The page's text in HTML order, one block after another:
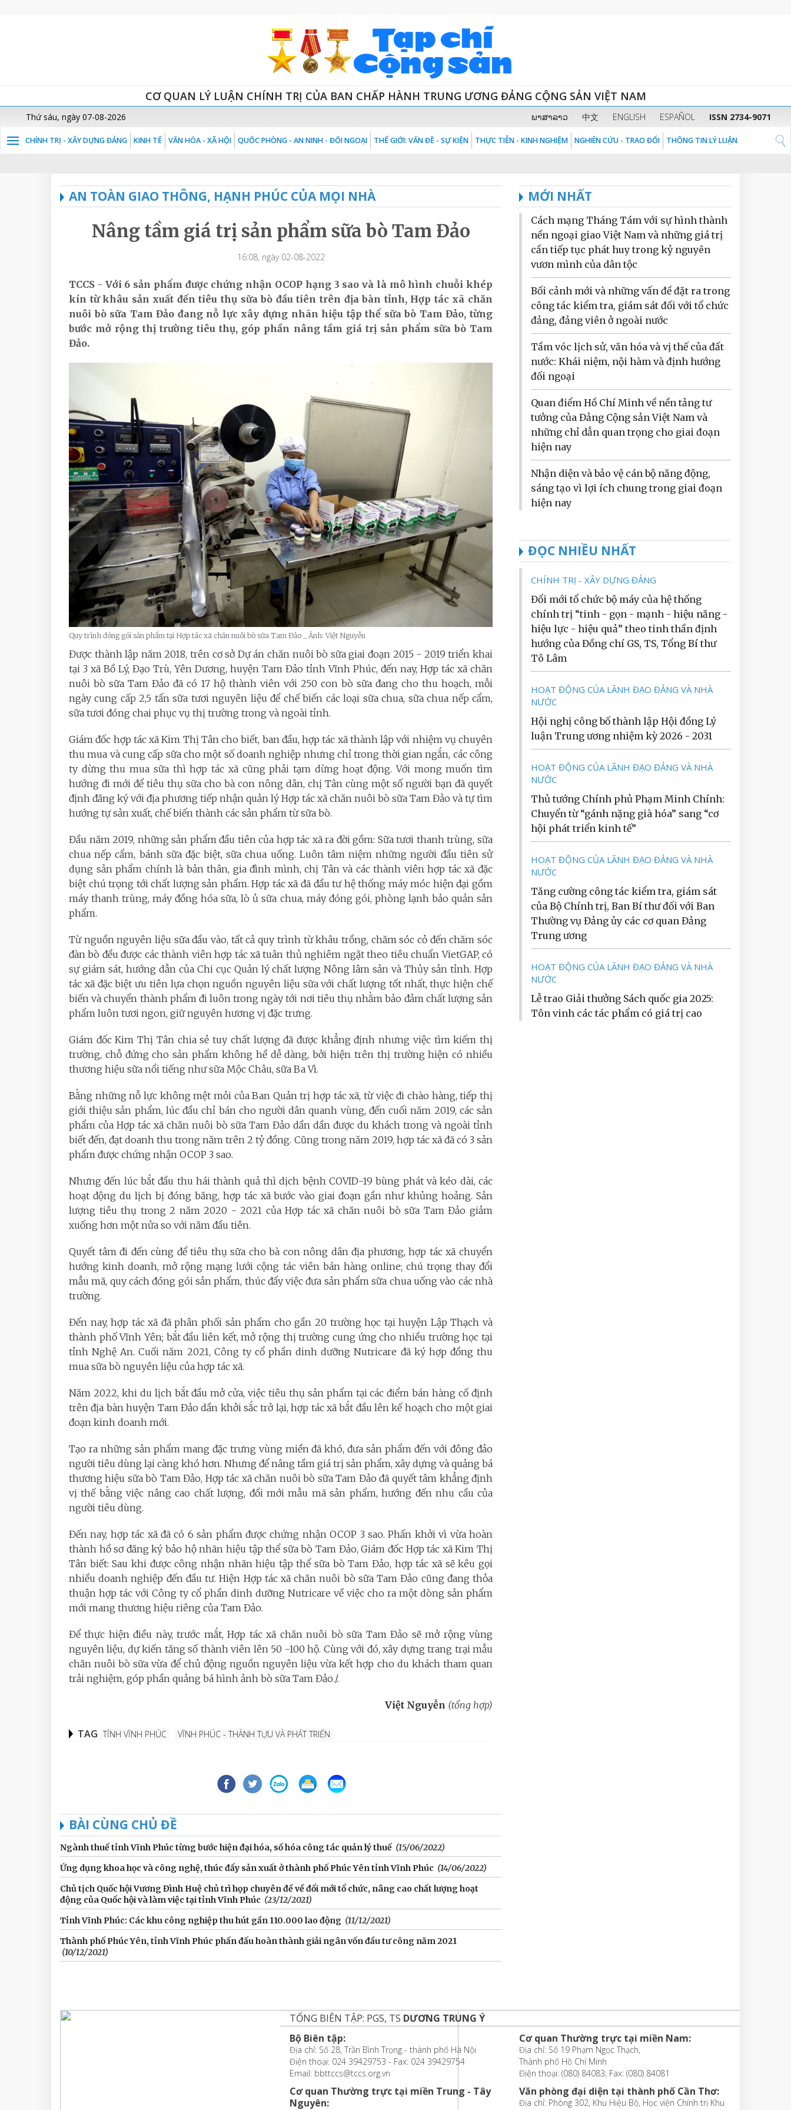
CƠ QUAN LÝ LUẬN CHÍNH TRỊ CỦA BAN CHẤP HÀNH TRUNG ƯƠNG ĐẢNG CỘNG SẢN VIỆT NAM
Thứ sáu, ngày 07-08-2026 ພາສາລາວ 中文 ENGLISH ESPAÑOL ISSN 2734-9071
CHÍNH TRỊ - XÂY DỰNG ĐẢNG KINH TẾ VĂN HÓA - XÃ HỘI QUỐC PHÒNG - AN NINH - ĐỐI NGOẠI THẾ GIỚI: VẤN ĐỀ - SỰ KIỆN THỰC TIỄN - KINH NGHIỆM NGHIÊN CỨU - TRAO ĐỔI THÔNG TIN LÝ LUẬN
AN TOÀN GIAO THÔNG, HẠNH PHÚC CỦA MỌI NHÀ
Nâng tầm giá trị sản phẩm sữa bò Tam Đảo
16:08, ngày 02-08-2022
TCCS - Với 6 sản phẩm được chứng nhận OCOP hạng 3 sao và là mô hình chuỗi khép
kín từ khâu sản xuất đến tiêu thụ sữa bò đầu tiên trên địa bàn tỉnh, Hợp tác xã chăn
nuôi bò sữa Tam Đảo đang nỗ lực xây dựng nhãn hiệu tập thể sữa bò Tam Đảo, từng
bước mở rộng thị trường tiêu thụ, góp phần nâng tầm giá trị sản phẩm sữa bò Tam
Đảo.
Quy trình đóng gói sản phẩm tại Hợp tác xã chăn nuôi bò sữa Tam Đảo _ Ảnh: Việt Nguyễn
Được thành lập năm 2018, trên cơ sở Dự án chăn nuôi bò sữa giai đoạn 2015 - 2019 triển khai
tại 3 xã Bồ Lý, Đạo Trù, Yên Dương, huyện Tam Đảo tỉnh Vĩnh Phúc, đến nay, Hợp tác xã chăn
nuôi bò sữa Tam Đảo đã có 17 hộ thành viên với 250 con bò sữa đang cho thu hoạch, mỗi
ngày cung cấp 2,5 tấn sữa tươi nguyên liệu để chế biến các loại sữa chua, sữa chua nếp cẩm,
sữa tươi đóng chai phục vụ thị trường trong và ngoài tỉnh.
Giám đốc hợp tác xã Kim Thị Tân cho biết, ban đầu, hợp tác xã thành lập với nhiệm vụ chuyên
thu mua và cung cấp sữa cho một số doanh nghiệp nhưng chỉ trong thời gian ngắn, các công
ty dừng thu mua sữa thì hợp tác xã cũng phải tạm dừng hoạt động. Với mong muốn tìm
hướng đi mới để tiêu thụ sữa cho bà con nông dân, chị Tân cùng một số người bạn đã quyết
định đăng ký với địa phương tiếp nhận quản lý Hợp tác xã chăn nuôi bò sữa Tam Đảo và tự tìm
hướng tự sản xuất, chế biến thành các sản phẩm từ sữa bò.
Đầu năm 2019, những sản phẩm đầu tiên của hợp tác xã ra đời gồm: Sữa tươi thanh trùng, sữa
chua nếp cẩm, bánh sữa đặc biệt, sữa chua uống. Luôn tâm niệm những người đầu tiên sử
dụng sản phẩm chính là bản thân, gia đình mình, chị Tân và các thành viên hợp tác xã đặc
biệt chú trọng tới chất lượng sản phẩm. Hợp tác xã đã đầu tư hệ thống máy móc hiện đại gồm
máy thanh trùng, máy đồng hóa sữa, lò ủ sữa chua, máy đóng gói, phòng lạnh bảo quản sản
phẩm.
Từ nguồn nguyên liệu sữa đầu vào, tất cả quy trình từ khâu trồng, chăm sóc cỏ đến chăm sóc
đàn bò đều được các thành viên hợp tác xã tuân thủ nghiêm ngặt theo tiêu chuẩn VietGAP, có
sự giám sát, hướng dẫn của Chi cục Quản lý chất lượng Nông lâm sản và Thủy sản tỉnh. Hợp
tác xã đặc biệt ưu tiên lựa chọn nguồn nguyên liệu sữa với chất lượng tốt nhất, thực hiện chế
biến và chuyển thành phẩm đi luôn trong ngày tới nơi tiêu thụ nhằm bảo đảm chất lượng sản
phẩm luôn tươi ngon, giữ nguyên hương vị đặc trưng.
Giám đốc Kim Thị Tân chia sẻ tuy chất lượng đã được khẳng định nhưng việc tìm kiếm thị
trường, chỗ đứng cho sản phẩm không hề dễ dàng, bởi hiện trên thị trường hiện có nhiều
thương hiệu sữa nổi tiếng như sữa Mộc Châu, sữa Ba Vì.
Bằng những nỗ lực không mệt mỏi của Ban Quản trị hợp tác xã, từ việc đi chào hàng, tiếp thị
giới thiệu sản phẩm, lúc đầu chỉ bán cho người dân quanh vùng, đến cuối năm 2019, các sản
phẩm của Hợp tác xã chăn nuôi bò sữa Tam Đảo dần dần được du khách trong và ngoài tỉnh
biết đến, đạt doanh thu trong năm trên 2 tỷ đồng. Cũng trong năm 2019, hợp tác xã đã có 3 sản
phẩm được chứng nhận OCOP 3 sao.
Nhưng đến lúc bắt đầu thu hái thành quả thì dịch bệnh COVID-19 bùng phát và kéo dài, các
hoạt động du lịch bị đóng băng, hợp tác xã bước vào giai đoạn gần như khủng hoảng. Sản
lượng tiêu thụ trong 2 năm 2020 - 2021 của Hợp tác xã chăn nuôi bò sữa Tam Đảo giảm
xuống hơn một nửa so với năm đầu tiên.
Quyết tâm đi đến cùng để tiêu thụ sữa cho bà con nông dân địa phương, hợp tác xã chuyển
hướng kinh doanh, mở rộng mạng lưới cộng tác viên bán hàng online; chú trọng thay đổi
mẫu mã, quy cách đóng gói sản phẩm, thúc đẩy việc đưa sản phẩm sữa chua uống vào các nhà
trường.
Đến nay, hợp tác xã đã phân phối sản phẩm cho gần 20 trường học tại huyện Lập Thạch và
thành phố Vĩnh Yên; bắt đầu liên kết, mở rộng thị trường cung ứng cho nhiều trường học tại
tỉnh Nghệ An. Cuối năm 2021, Công ty cổ phần dinh dưỡng Nutricare đã ký hợp đồng thu
mua sữa bò nguyên liệu của hợp tác xã.
Năm 2022, khi du lịch bắt đầu mở cửa, việc tiêu thụ sản phẩm tại các điểm bán hàng cố định
trên địa bàn huyện Tam Đảo dần khởi sắc trở lại, hợp tác xã bắt đầu lên kế hoạch cho một giai
đoạn kinh doanh mới.
Tạo ra những sản phẩm mang đặc trưng vùng miền đã khó, đưa sản phẩm đến với đông đảo
người tiêu dùng lại càng khó hơn. Nhưng để nâng tầm giá trị sản phẩm, xây dựng và quảng bá
thương hiệu sữa bò Tam Đảo, Hợp tác xã chăn nuôi bò sữa Tam Đảo đã quyết tâm khẳng định
vị thế bằng việc nâng cao chất lượng, đổi mới mẫu mã sản phẩm, hướng đến nhu cầu của
người tiêu dùng.
Đến nay, hợp tác xã đã có 6 sản phẩm được chứng nhận OCOP 3 sao. Phấn khởi vì vừa hoàn
thành hồ sơ đăng ký bảo hộ nhãn hiệu tập thể sữa bò Tam Đảo, Giám đốc Hợp tác xã Kim Thị
Tân biết: Sau khi được công nhận nhãn hiệu tập thể sữa bò Tam Đảo, hợp tác xã sẽ kêu gọi
nhiều doanh nghiệp đến đầu tư. Hiện Hợp tác xã chăn nuôi bò sữa Tam Đảo cũng đang thỏa
thuận hợp tác với Công ty cổ phần dinh dưỡng Nutricare về việc cho ra một dòng sản phẩm
mới mang thương hiệu riêng của Tam Đảo.
Để thực hiện điều này, trước mắt, Hợp tác xã chăn nuôi bò sữa Tam Đảo sẽ mở rộng vùng
nguyên liệu, dự kiến tăng số thành viên lên 50 -100 hộ. Cùng với đó, xây dựng trang trại mẫu
chăn nuôi bò sữa vừa để chủ động nguồn nguyên liệu vừa kết hợp cho du khách tham quan
trải nghiệm, góp phần quảng bá hình ảnh bò sữa Tam Đảo./.
Việt Nguyễn (tổng hợp)
TAG TỈNH VĨNH PHÚC VĨNH PHÚC - THÀNH TỰU VÀ PHÁT TRIỂN
BÀI CÙNG CHỦ ĐỀ
Ngành thuế tỉnh Vĩnh Phúc từng bước hiện đại hóa, số hóa công tác quản lý thuế (15/06/2022)
Ứng dụng khoa học và công nghệ, thúc đẩy sản xuất ở thành phố Phúc Yên tỉnh Vĩnh Phúc (14/06/2022)
Chủ tịch Quốc hội Vương Đình Huệ chủ trì họp chuyên đề về đổi mới tổ chức, nâng cao chất lượng hoạt
động của Quốc hội và làm việc tại tỉnh Vĩnh Phúc (23/12/2021)
Tỉnh Vĩnh Phúc: Các khu công nghiệp thu hút gần 110.000 lao động (11/12/2021)
Thành phố Phúc Yên, tỉnh Vĩnh Phúc phấn đấu hoàn thành giải ngân vốn đầu tư công năm 2021
(10/12/2021)
MỚI NHẤT
Cách mạng Tháng Tám với sự hình thành
nền ngoại giao Việt Nam và những giá trị
cần tiếp tục phát huy trong kỷ nguyên
vươn mình của dân tộc
Bối cảnh mới và những vấn đề đặt ra trong
công tác kiểm tra, giám sát đối với tổ chức
đảng, đảng viên ở ngoài nước
Tầm vóc lịch sử, văn hóa và vị thế của đất
nước: Khái niệm, nội hàm và định hướng
đối ngoại
Quan điểm Hồ Chí Minh về nền tảng tư
tưởng của Đảng Cộng sản Việt Nam và
những chỉ dẫn quan trọng cho giai đoạn
hiện nay
Nhận diện và bảo vệ cán bộ năng động,
sáng tạo vì lợi ích chung trong giai đoạn
hiện nay
ĐỌC NHIỀU NHẤT
CHÍNH TRỊ - XÂY DỰNG ĐẢNG
Đổi mới tổ chức bộ máy của hệ thống
chính trị “tinh - gọn - mạnh - hiệu năng -
hiệu lực - hiệu quả” theo tinh thần định
hướng của Đồng chí GS, TS, Tổng Bí thư
Tô Lâm
HOẠT ĐỘNG CỦA LÃNH ĐẠO ĐẢNG VÀ NHÀ
NƯỚC
Hội nghị công bố thành lập Hội đồng Lý
luận Trung ương nhiệm kỳ 2026 - 2031
HOẠT ĐỘNG CỦA LÃNH ĐẠO ĐẢNG VÀ NHÀ
NƯỚC
Thủ tướng Chính phủ Phạm Minh Chính:
Chuyển từ “gánh nặng già hóa” sang “cơ
hội phát triển kinh tế”
HOẠT ĐỘNG CỦA LÃNH ĐẠO ĐẢNG VÀ NHÀ
NƯỚC
Tăng cường công tác kiểm tra, giám sát
của Bộ Chính trị, Ban Bí thư đối với Ban
Thường vụ Đảng ủy các cơ quan Đảng
Trung ương
HOẠT ĐỘNG CỦA LÃNH ĐẠO ĐẢNG VÀ NHÀ
NƯỚC
Lễ trao Giải thưởng Sách quốc gia 2025:
Tôn vinh các tác phẩm có giá trị cao
TỔNG BIÊN TẬP: PGS, TS DƯƠNG TRUNG Ý
Bộ Biên tập:
Địa chỉ: Số 28, Trần Bình Trọng - thành phố Hà Nội
Điện thoại: 024 39429753 - Fax: 024 39429754
Email: bbttccs@tccs.org.vn
Cơ quan Thường trực tại miền Trung - Tây
Nguyên:
Cơ quan Thường trực tại miền Nam:
Địa chỉ: Số 19 Phạm Ngọc Thạch,
Thành phố Hồ Chí Minh
Điện thoại: (080) 84083; Fax: (080) 84081
Văn phòng đại diện tại thành phố Cần Thơ:
Địa chỉ: Phòng 302, Khu Hiệu Bộ, Học viện Chính trị Khu